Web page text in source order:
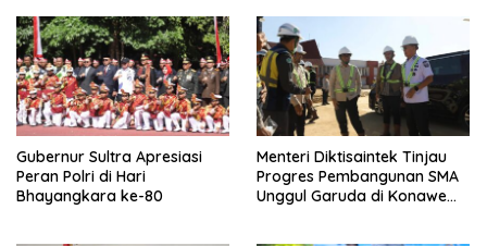
Hukum
Andri Permana
Gubernur Sultra Apresiasi
Peran Polri di Hari
Bhayangkara ke-80
Menteri Diktisaintek Tinjau
Progres Pembangunan SMA
Unggul Garuda di Konawe